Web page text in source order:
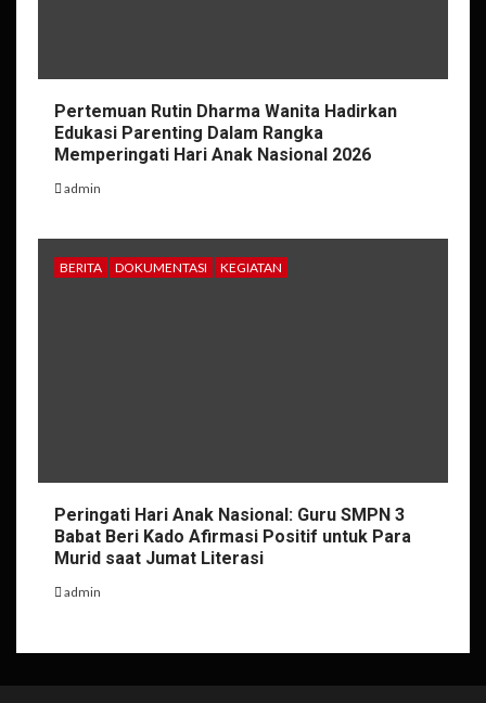
Pertemuan Rutin Dharma Wanita Hadirkan
Edukasi Parenting Dalam Rangka
Memperingati Hari Anak Nasional 2026
admin
BERITA DOKUMENTASI KEGIATAN
Peringati Hari Anak Nasional: Guru SMPN 3
Babat Beri Kado Afirmasi Positif untuk Para
Murid saat Jumat Literasi
admin